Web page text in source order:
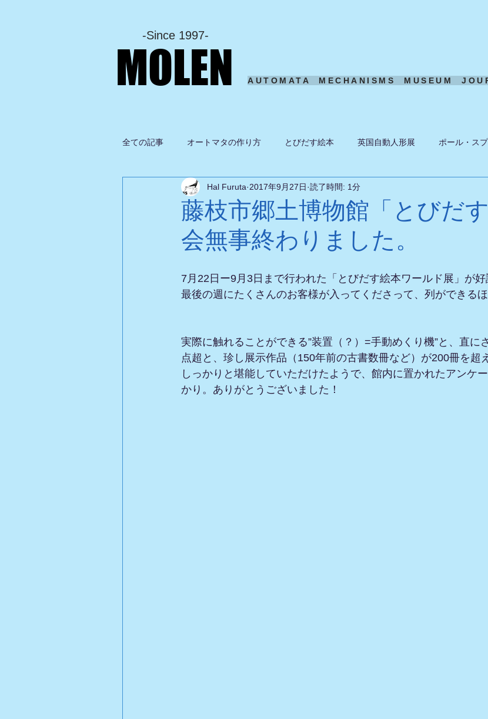
-Since 1997-
MOLEN AUTOMATA MECHANISMS MUSEUM
全ての記事 オートマタの作り方 とびだす絵本 英国自動人形展 ポール・ス
グルメ ドローン ある日の風景
藤枝市郷土博物館「とびだ
会無事終わりました。
Hal Furuta 2017年9月27日 読了時間: 1分
7月22日ー9月3日まで行われた「とびだす絵本ワールド展」が好
最後の週にたくさんのお客様が入ってくださって、列ができるほ
実際に触れることができる”装置（？）=手動めくり機”と、直に
点超と、珍し展示作品（150年前の古書数冊など）が200冊を超
しっかりと堪能していただけたようで、館内に置かれたアンケ
かり。ありがとうございました！